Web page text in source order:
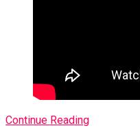
Continue Reading